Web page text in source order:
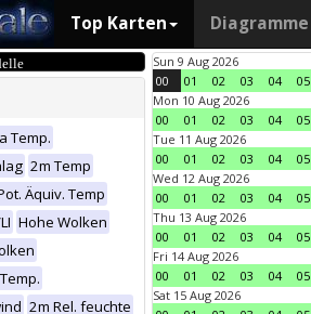
Top Karten Diagramme
Temp.
2m Temp
Äquiv. Temp
Hohe Wolken
2m Rel. feuchte
Sun 9 Aug 2026
00
01 02 03 04 05
Mon 10 Aug 2026
00
01 02 03 04 05
Tue 11 Aug 2026
00
01 02 03 04 05
Wed 12 Aug 2026
00
01 02 03 04 05
Thu 13 Aug 2026
00
01 02 03 04 05
Fri 14 Aug 2026
00
01 02 03 04 05
Sat 15 Aug 2026